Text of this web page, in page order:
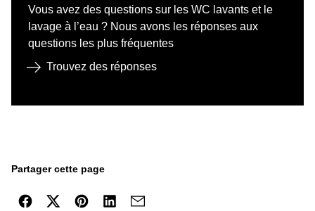
Vous avez des questions sur les WC lavants et le
lavage à l’eau ? Nous avons les réponses aux
questions les plus fréquentes
Trouvez des réponses
Partager cette page